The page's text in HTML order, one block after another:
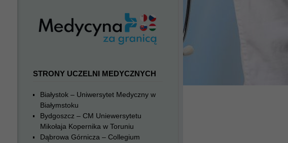
STRONY UCZELNI MEDYCZNYCH
Białystok – Uniwersytet Medyczny w
Białymstoku
Bydgoszcz – CM Uniewersytetu
Mikołaja Kopernika w Toruniu
Dąbrowa Górnicza – Collegium